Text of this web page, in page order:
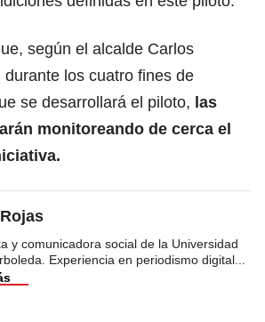
según el alcalde Carlos
durante los cuatro fines de
se desarrollará el piloto, las
monitoreando de cerca el
y comunicadora social de la Universidad
Experiencia en periodismo digital